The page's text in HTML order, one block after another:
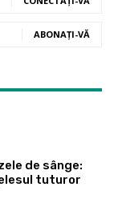
ABONAȚI-VĂ
de sânge:
tuturor